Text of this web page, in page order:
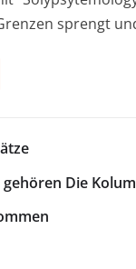
sprengt
gehören Die